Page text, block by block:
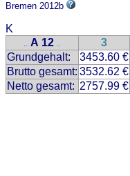
Bremen 2012b
K
.. A 12 .. 3
Grundgehalt:
3453.60 €
Brutto gesamt: 3532.62 €
Netto gesamt: 2757.99 €